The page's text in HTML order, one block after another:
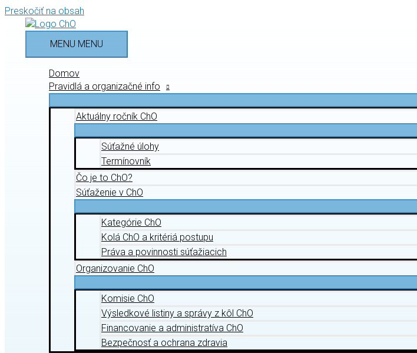
Preskočiť na obsah
MENU MENU
Domov
Pravidlá a organizačné info
Aktuálny ročník ChO
Súťažné úlohy
Termínovník
Čo je to ChO?
Súťaženie v ChO
Kategórie ChO
Kolá ChO a kritériá postupu
Práva a povinnosti súťažiacich
Organizovanie ChO
Komisie ChO
Výsledkové listiny a správy z kôl ChO
Financovanie a administratíva ChO
Bezpečnosť a ochrana zdravia